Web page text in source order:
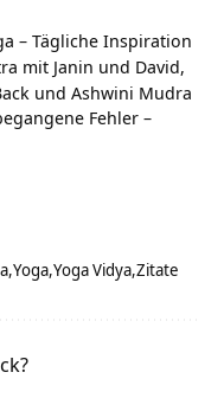
– Tägliche Inspiration
mit Janin und David,
und Ashwini Mudra
Fehler –
Yoga Yoga Vidya Zitate